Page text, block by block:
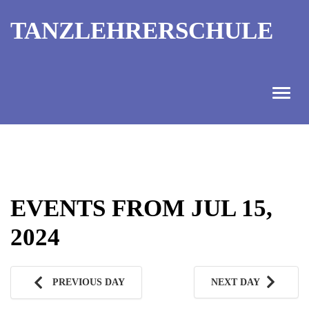
TANZLEHRERSCHULE
AUSBILDUNGTERMINE
KONTAKT
TANZMEISTER
EVENTS FROM JUL 15,
2024
PREVIOUS DAY NEXT DAY